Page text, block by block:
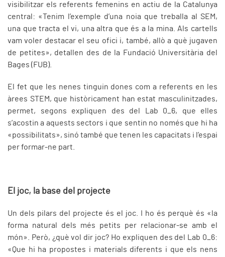
visibilitzar els referents femenins en actiu de la Catalunya
central: «Tenim l’exemple d’una noia que treballa al SEM,
una que tracta el vi, una altra que és a la mina. Als cartells
vam voler destacar el seu ofici i, també, allò a què jugaven
de petites», detallen des de la Fundació Universitària del
Bages (FUB).
El fet que les nenes tinguin dones com a referents en les
àrees STEM, que històricament han estat masculinitzades,
permet, segons expliquen des del Lab 0_6, que elles
s’acostin a aquests sectors i que sentin no només que hi ha
«possibilitats», sinó també que tenen les capacitats i l’espai
per formar-ne part.
El joc, la base del projecte
Un dels pilars del projecte és el joc. I ho és perquè és «la
forma natural dels més petits per relacionar-se amb el
món». Però, ¿què vol dir joc? Ho expliquen des del Lab 0_6:
«Que hi ha propostes i materials diferents i que els nens